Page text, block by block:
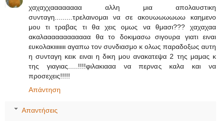
χαχαχχαααααααα αλλη μια απολαυστικη
συνταγη.........τρελαινομαι να σε ακουωωωωωω καημενο
μου τι τραβας τι θα χεις ομως να θμασι??? χαχαχαα
ακαλαααααααααααα θα το δοκιμασω σιγουρα γιατι ειναι
ευκολακιιιιιιιι αγαπω τον συνδιασμο κ ολως παραδοξως αυτη
η συνταγη κεικ ειναι η δικη μου ανακατεψα 2 της μαμας κ
της γιαγιας.....!!!!φιλακιααα να περνας καλα και να
προσεχεις!!!!!
Απάντηση
Απαντήσεις